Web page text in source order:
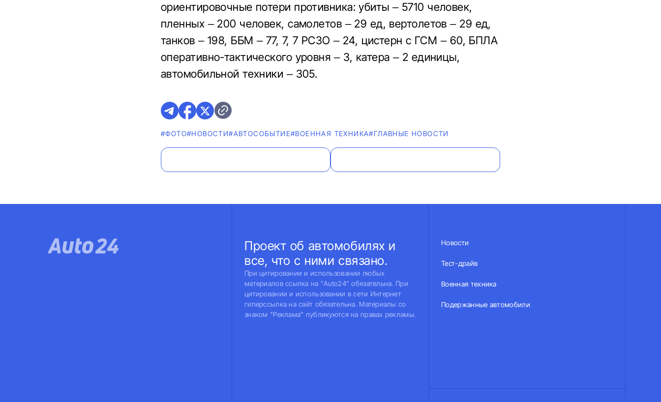
ориентировочные потери противника: убиты – 5710 человек,
пленных – 200 человек, самолетов – 29 ед, вертолетов – 29 ед,
танков – 198, ББМ – 77, 7, 7 РСЗО – 24, цистерн с ГСМ – 60, БПЛА
оперативно-тактического уровня – 3, катера – 2 единицы,
автомобильной техники – 305.
#ФОТО#НОВОСТИ#АВТОСОБЫТИЕ#ВОЕННАЯ ТЕХНИКА#ГЛАВНЫЕ НОВОСТИ
Проект об автомобилях и
все, что с ними связано.
При цитировании и использовании любых
материалов ссылка на "Auto24" обязательна. При
цитировании и использовании в сети Интернет
гиперссылка на сайт обязательна. Материалы со
знаком "Реклама" публикуются на правах рекламы.
Новости
Тест-драйв
Военная техника
Подержанные автомобили